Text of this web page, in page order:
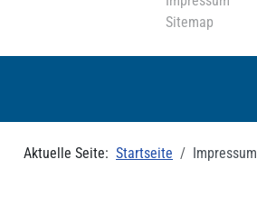
Sitemap
Aktuelle Seite: Startseite Impressum